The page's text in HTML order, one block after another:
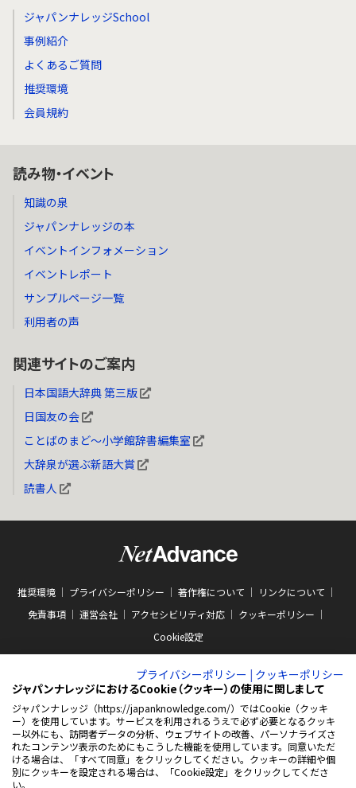
ジャパンナレッジSchool
事例紹介
よくあるご質問
推奨環境
会員規約
読み物・イベント
知識の泉
ジャパンナレッジの本
イベントインフォメーション
イベントレポート
サンプルページ一覧
利用者の声
関連サイトのご案内
日本国語大辞典 第三版
日国友の会
ことばのまど～小学館辞書編集室
大辞泉が選ぶ新語大賞
読書人
推奨環境 プライバシーポリシー 著作権について
リンクについて
免責事項
運営会社 アクセシビリティ対応
クッキーポリシー
Cookie設定
ABJマークは、この電子書店・電子書籍配信サービスが、著作権者からコンテン
ツ使用許諾を得た正規版配信サービスであることを示す商標（登録番号 第
10981000号）です。ABJマークの詳細、ABJマークを掲示しているサービスの一
覧はこちらをご覧ください。
AEBS 電子出版制作・流通協議会
https://aebs.or.jp/
新
プライバシーポリシー | クッキーポリシー
ジャパンナレッジにおけるCookie（クッキー）の使用に関しまして
ジャパンナレッジ（https://japanknowledge.com/）ではCookie（クッキ
ー）を使用しています。サービスを利用されるうえで必ず必要となるクッキ
ー以外にも、訪問者データの分析、ウェブサイトの改善、パーソナライズさ
れたコンテンツ表示のためにもこうした機能を使用しています。同意いただ
ける場合は、「すべて同意」をクリックしてください。クッキーの詳細や個
別にクッキーを設定される場合は、「Cookie設定」をクリックしてくださ
い。